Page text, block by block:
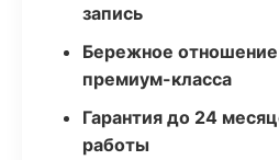
запись
Бережное
премиум-класса
Гарантия до 24
работы